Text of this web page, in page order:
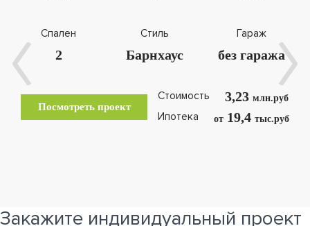
Спален
2
Стиль
Барнхаус
Гараж
без гаража
Стоимость 3,23 млн.руб
Ипотека от19,4 тыс.руб
Посмотреть проект
Закажите индивидуальный проект